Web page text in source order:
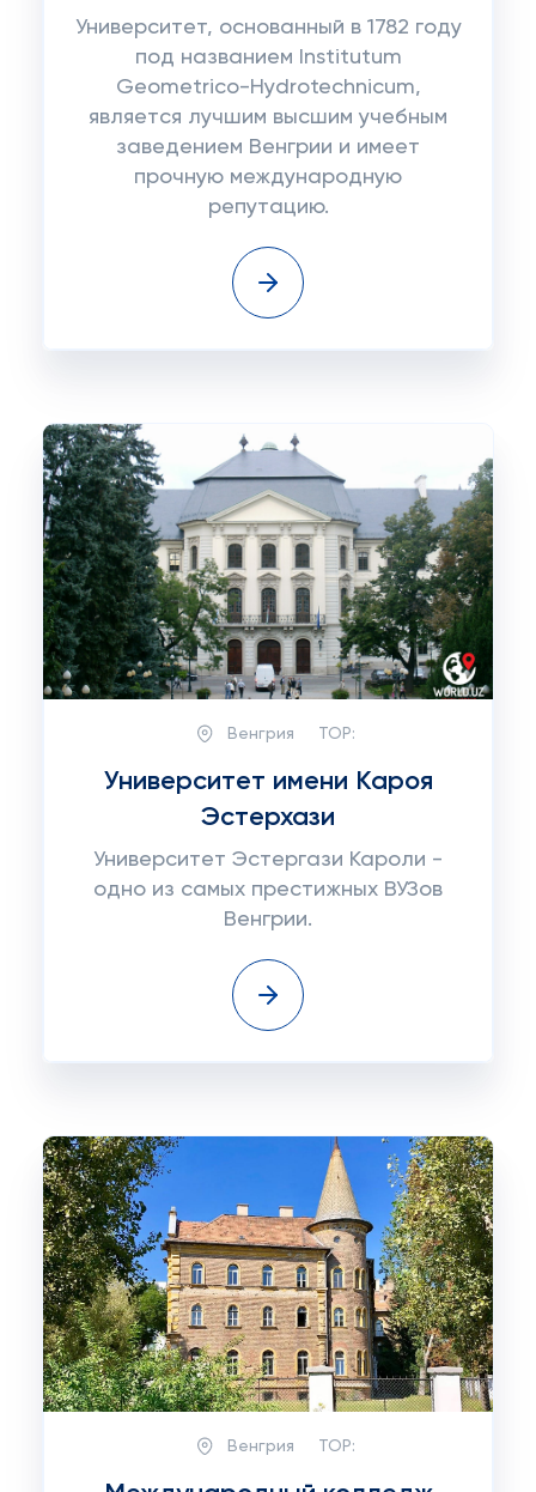
Университет, основанный в 1782 году
под названием Institutum
Geometrico-Hydrotechnicum,
является лучшим высшим учебным
заведением Венгрии и имеет
прочную международную
репутацию.
Венгрия TOP:
Университет имени Кароя
Эстерхази
Университет Эстергази Кароли -
одно из самых престижных ВУЗов
Венгрии.
Венгрия TOP: